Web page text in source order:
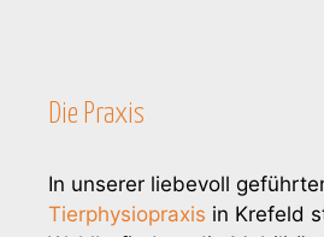
Die Praxis
In unserer liebevoll
Tierphysiopraxis in Krefeld